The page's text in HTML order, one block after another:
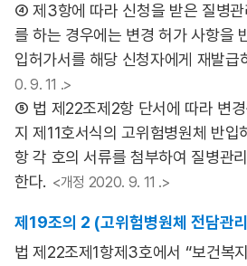
④ 제3항에 따라 신청을 받은 질병
를 하는 경우에는 변경 허가 사항을
입허가서를 해당 신청자에게 재발급
0. 9. 11 .>
⑤ 법 제22조제2항 단서에 따라 변
지 제11호서식의 고위험병원체 반
항 각 호의 서류를 첨부하여 질병관
한다. <개정 2020. 9. 11 .>
제19조의 2 (고위험병원체 전담관
법 제22조제1항제3호에서 “보건복